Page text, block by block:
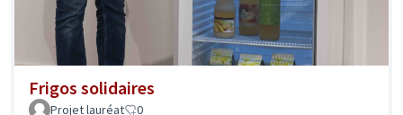
Frigos solidaires
Projet lauréat 0